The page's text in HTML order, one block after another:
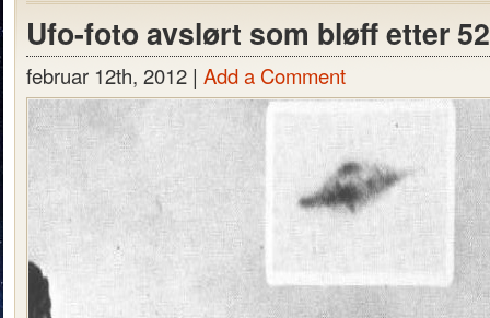
Ufo-foto avslørt som bløff etter
februar 12th, 2012 | Add a Comment